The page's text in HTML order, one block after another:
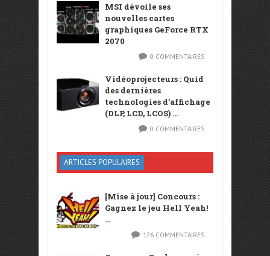
MSI dévoile ses
nouvelles cartes
graphiques GeForce RTX
2070
0 COMMENTAIRES
Vidéoprojecteurs : Quid
des dernières
technologies d’affichage
(DLP, LCD, LCOS) ...
0 COMMENTAIRES
ARTICLES POPULAIRES
[Mise à jour] Concours :
Gagnez le jeu Hell Yeah!
...
176 COMMENTAIRES